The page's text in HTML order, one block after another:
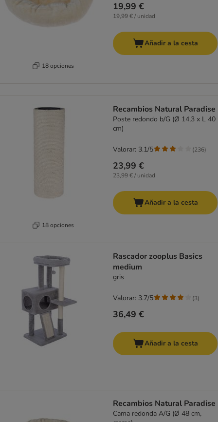
18 opciones
19,99 €
19,99 € / unidad
Añadir a la cesta
18 opciones
Recambios Natural Paradise
Poste redondo b/G (Ø 14,3 x L 40
cm)
23,99 €
23,99 € / unidad
Valorar: 3.1/5 (236)
Añadir a la cesta
Rascador zooplus Basics
medium
gris
36,49 €
Valorar: 3.7/5 (3)
Añadir a la cesta
Recambios Natural Paradise
Cama redonda A/G (Ø 48 cm,